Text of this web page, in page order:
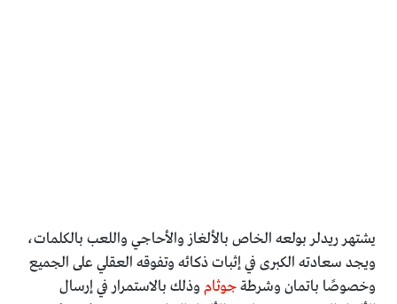
يشتهر ريدلر بولعه الخاص بالألغاز والأحاجي واللعب بالكلمات،
ويجد سعادته الكبرى في إثبات ذكائه وتفوقه العقلي على الجميع
وخصوصًا باتمان وشرطةجوثام وذلك بالاستمرار في إرسال